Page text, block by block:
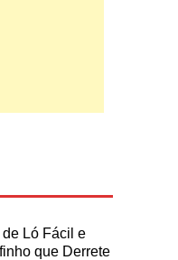
Ló Fácil e
que Derrete